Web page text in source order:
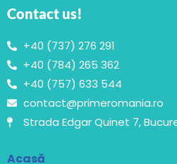
Contact us!
+40 (737) 276 291
+40 (784) 265 362
+40 (757) 633 544
contact@primeromania.ro
Strada Edgar Quinet 7,
Acasă